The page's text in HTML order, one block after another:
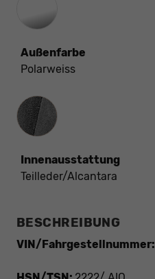
Außenfarbe
Polarweiss
Innenausstattung
Innenausstattung
Teilleder/Alcantara
BESCHREIBUNG
VIN/Fahrgestellnummer: